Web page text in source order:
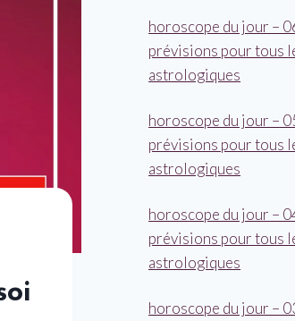
horoscope du jour –
prévisions pour tous
astrologiques
horoscope du jour –
prévisions pour tous
astrologiques
horoscope du jour –
prévisions pour tous
astrologiques
horoscope du jour –